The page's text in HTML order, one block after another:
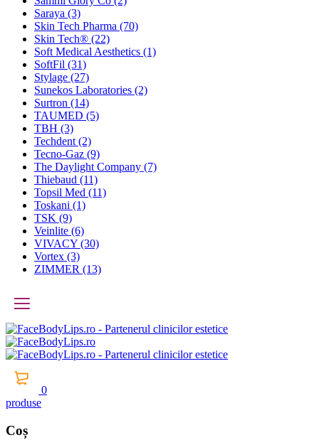
Saraya (3)
Skin Tech Pharma (70)
Skin Tech® (22)
Soft Medical Aesthetics (1)
SoftFil (31)
Stylage (27)
Sunekos Laboratories (2)
Surtron (14)
TAUMED (5)
TBH (3)
Techdent (2)
Tecno-Gaz (9)
The Daylight Company (7)
Thiebaud (11)
Topsil Med (11)
Toskani (1)
TSK (9)
Veinlite (6)
VIVACY (30)
Vortex (3)
ZIMMER (13)
0
produse
Coș